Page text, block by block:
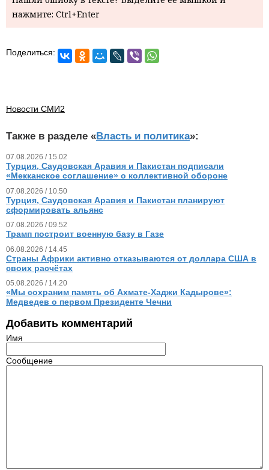
нажмите: Ctrl+Enter
Поделиться:
Новости СМИ2
Также в разделе «Власть и политика»:
07.08.2026 / 15.02
Турция, Саудовская Аравия и Пакистан подписали
«Мекканское соглашение» о коллективной обороне
07.08.2026 / 10.50
Турция, Саудовская Аравия и Пакистан планируют
сформировать альянс
07.08.2026 / 09.52
Трамп построит военную базу в Газе
06.08.2026 / 14.45
Страны Африки активно отказываются от доллара США в
своих расчётах
05.08.2026 / 14.20
«Мы сохраним память об Ахмате-Хаджи Кадырове»:
Медведев о первом Президенте Чечни
Добавить комментарий
Имя
Сообщение